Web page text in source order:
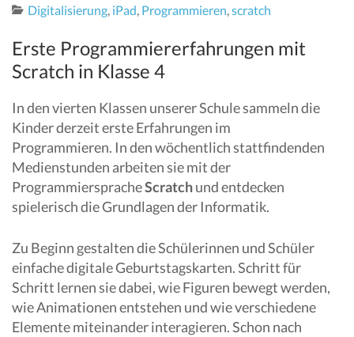
Digitalisierung, iPad, Programmieren,scratch
Erste Programmiererfahrungen mit
Scratch in Klasse 4
In den vierten Klassen unserer Schule sammeln die
Kinder derzeit erste Erfahrungen im
Programmieren. In den wöchentlich stattfindenden
Medienstunden arbeiten sie mit der
ProgrammierspracheScratchund entdecken
spielerisch die Grundlagen der Informatik.
Zu Beginn gestalten die Schülerinnen und Schüler
einfache digitale Geburtstagskarten. Schritt für
Schritt lernen sie dabei, wie Figuren bewegt werden,
wie Animationen entstehen und wie verschiedene
Elemente miteinander interagieren. Schon nach